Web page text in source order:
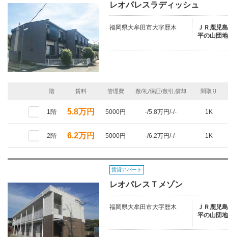
レオパレスラディッシュ
福岡県大牟田市大字歴木
ＪＲ鹿児
平の山団
階 賃料 管理費 敷/礼/保証/敷引,償却 間取り
1階 5.8万円 5000円 -/5.8万円/-/- 1K
2階 6.2万円 5000円 -/6.2万円/-/- 1K
賃貸アパート
レオパレスＴメゾン
福岡県大牟田市大字歴木
ＪＲ鹿児
平の山団